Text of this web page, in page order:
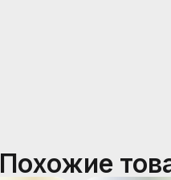
Похожие